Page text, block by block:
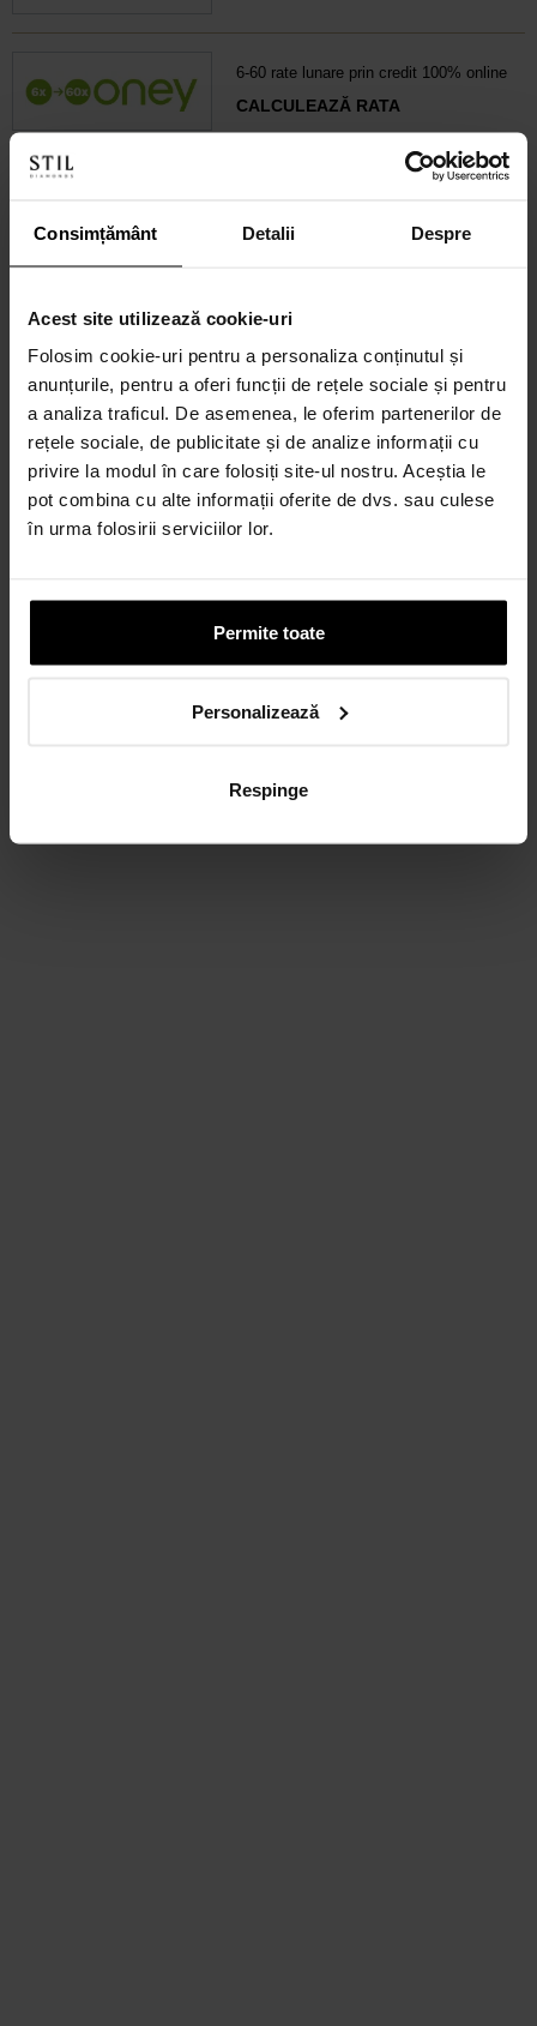
Consimțământ Detalii Despre
Acest site utilizează cookie-uri
Folosim cookie-uri pentru a personaliza conținutul și
anunțurile, pentru a oferi funcții de rețele sociale și pentru
a analiza traficul. De asemenea, le oferim partenerilor de
rețele sociale, de publicitate și de analize informații cu
privire la modul în care folosiți site-ul nostru. Aceștia le
pot combina cu alte informații oferite de dvs. sau culese
în urma folosirii serviciilor lor.
Permite toate
Personalizează
Respinge
6-60 rate lunare prin credit 100% online
CALCULEAZĂ RATA
Credit 100% Online prin TBI
CALCULEAZĂ RATA
CARD AVANTAJ
Până la 24 de rate fără dobândă.
Obține un card
Discută cu un consultant